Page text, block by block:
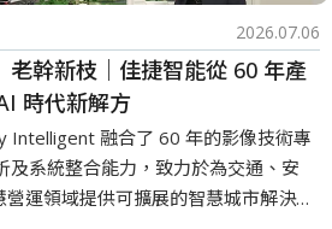
2026.07.06
老幹新枝｜佳捷智能從 60 年產
時代新解方
Intelligent 融合了 60 年的影像技術專
及系統整合能力，致力於為交通、安
運領域提供可擴展的智慧城市解決方